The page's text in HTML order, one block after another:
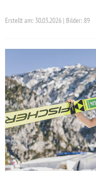
Erstellt am: 30.03.2026 | Bilder: 89